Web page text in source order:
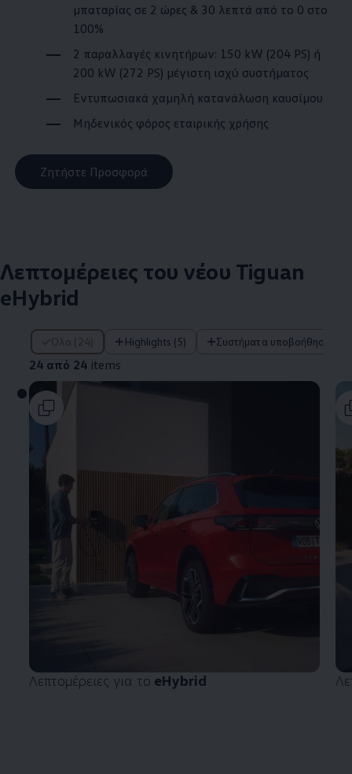
μπαταρίας σε 2 ώρες & 30 λεπτά από το 0 στο
100%
2 παραλλαγές κινητήρων: 150 kW (204 PS) ή
200 kW (272 PS) μέγιστη ισχύ συστήματος
Εντυπωσιακά χαμηλή κατανάλωση καυσίμου
Μηδενικός φόρος εταιρικής χρήσης
Ζητήστε Προσφορά
Λεπτομέρειες του νέου Tiguan
eHybrid
Όλα (24) Highlights (5) Συστήματα υποβοήθησης
24 από 24 items
24 από 24 items
Λεπτομέρειες για το eHybrid